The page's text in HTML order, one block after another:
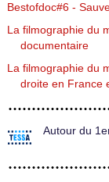
Bestofdoc#6 -
La filmographie du
documentaire
La filmographie du
droite en France
Autour du